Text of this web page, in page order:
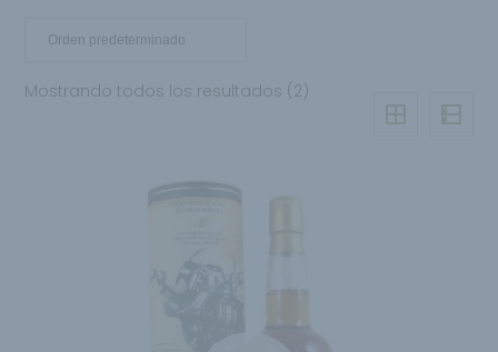
Mostrando todos los resultados (2)